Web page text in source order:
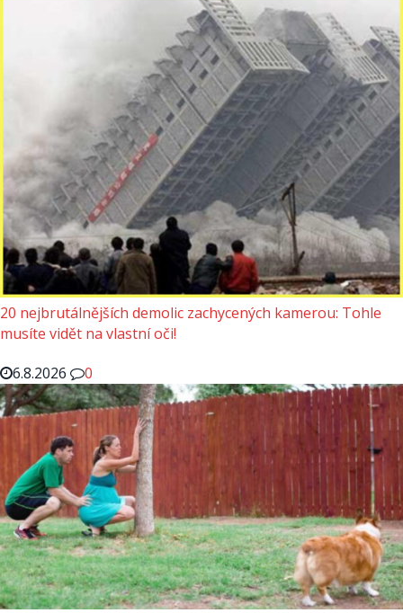
20 nejbrutálnějších demolic zachycených kamerou: Tohle
musíte vidět na vlastní oči!
6.8.2026
0